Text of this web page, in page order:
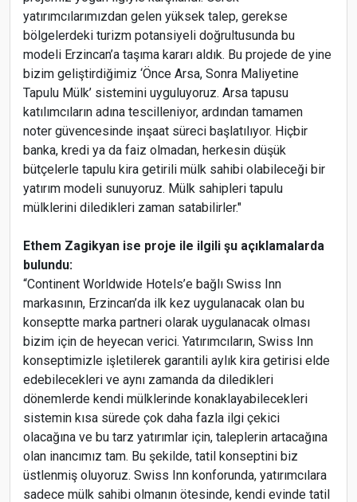
yatırımcılarımızdan gelen yüksek talep, gerekse
bölgelerdeki turizm potansiyeli doğrultusunda bu
modeli Erzincan’a taşıma kararı aldık. Bu projede de yine
bizim geliştirdiğimiz ‘Önce Arsa, Sonra Maliyetine
Tapulu Mülk’ sistemini uyguluyoruz. Arsa tapusu
katılımcıların adına tescilleniyor, ardından tamamen
noter güvencesinde inşaat süreci başlatılıyor. Hiçbir
banka, kredi ya da faiz olmadan, herkesin düşük
bütçelerle tapulu kira getirili mülk sahibi olabileceği bir
yatırım modeli sunuyoruz. Mülk sahipleri tapulu
mülklerini diledikleri zaman satabilirler."
Ethem Zagikyan ise proje ile ilgili şu açıklamalarda
bulundu:
“Continent Worldwide Hotels’e bağlı Swiss Inn
markasının, Erzincan’da ilk kez uygulanacak olan bu
konseptte marka partneri olarak uygulanacak olması
bizim için de heyecan verici. Yatırımcıların, Swiss Inn
konseptimizle işletilerek garantili aylık kira getirisi elde
edebilecekleri ve aynı zamanda da diledikleri
dönemlerde kendi mülklerinde konaklayabilecekleri
sistemin kısa sürede çok daha fazla ilgi çekici
olacağına ve bu tarz yatırımlar için, taleplerin artacağına
olan inancımız tam. Bu şekilde, tatil konseptini biz
üstlenmiş oluyoruz. Swiss Inn konforunda, yatırımcılara
sadece mülk sahibi olmanın ötesinde, kendi evinde tatil